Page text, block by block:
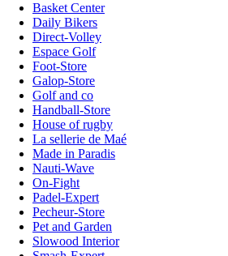
Basket Center
Daily Bikers
Direct-Volley
Espace Golf
Foot-Store
Galop-Store
Golf and co
Handball-Store
House of rugby
La sellerie de Maé
Made in Paradis
Nauti-Wave
On-Fight
Padel-Expert
Pecheur-Store
Pet and Garden
Slowood Interior